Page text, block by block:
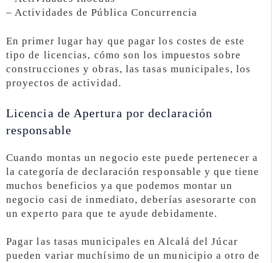
– Actividades de Pública Concurrencia
En primer lugar hay que pagar los costes de este
tipo de licencias, cómo son los impuestos sobre
construcciones y obras, las tasas municipales, los
proyectos de actividad.
Licencia de Apertura por declaración
responsable
Cuando montas un negocio este puede pertenecer a
la categoría de declaración responsable y que tiene
muchos beneficios ya que podemos montar un
negocio casi de inmediato, deberías asesorarte con
un experto para que te ayude debidamente.
Pagar las tasas municipales en Alcalá del Júcar
pueden variar muchísimo de un municipio a otro de